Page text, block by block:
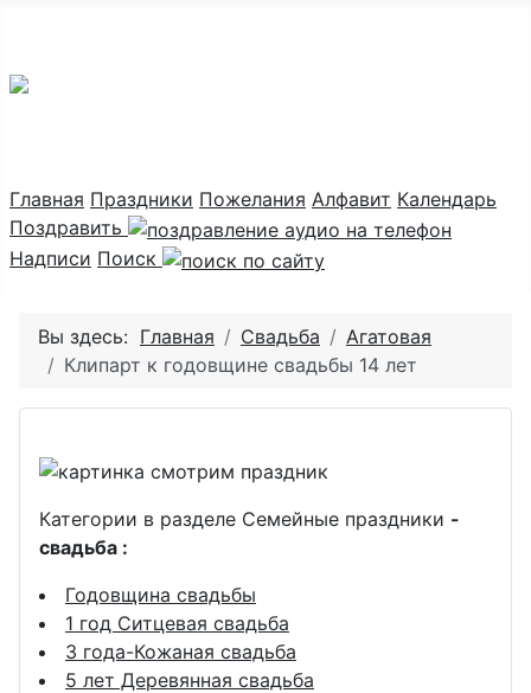
Главная Праздники Пожелания Алфавит Календарь
Поздравить
Надписи Поиск
Вы здесь: Главная Свадьба
Агатовая
Клипарт к годовщине свадьбы 14 лет
Категории в разделе Семейные праздники -
свадьба :
Годовщина свадьбы
1 год Ситцевая свадьба
3 года-Кожаная свадьба
5 лет Деревянная свадьба